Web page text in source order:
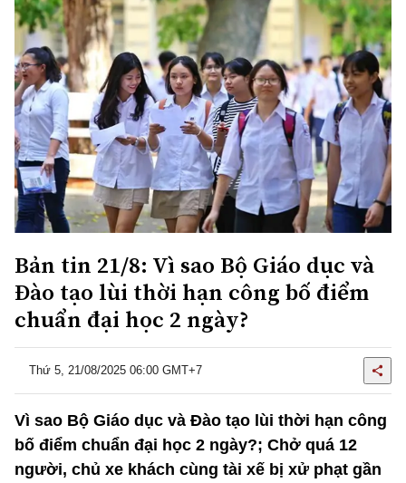
Bản tin 21/8: Vì sao Bộ Giáo dục và
Đào tạo lùi thời hạn công bố điểm
chuẩn đại học 2 ngày?
Thứ 5, 21/08/2025 06:00 GMT+7
Vì sao Bộ Giáo dục và Đào tạo lùi thời hạn công
bố điểm chuẩn đại học 2 ngày?; Chở quá 12
người, chủ xe khách cùng tài xế bị xử phạt gần